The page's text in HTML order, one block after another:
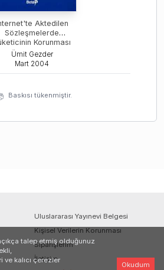
Aktedilen
Sözleşmelerde
Korunması
Ümit Gezder
Mart 2004
Baskısı tükenmiştir.
Uluslararası Yayınevi Belgesi
Kişisel Verilerin Korunması
Siparişlerim
İletişim
talep etmiş olduğunuz
kalıcı çerezler
Okudum